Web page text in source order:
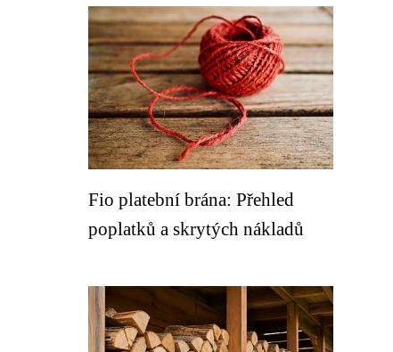
Fio platební brána: Přehled
poplatků a skrytých nákladů